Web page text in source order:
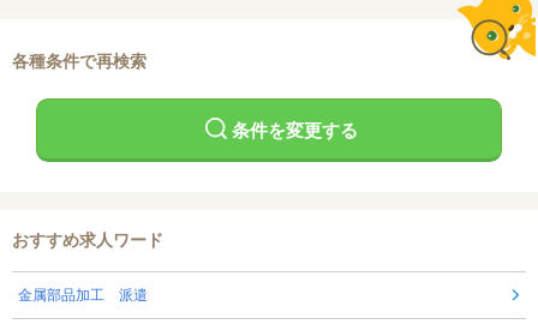
各種条件で再検索
条件を変更する
おすすめ求人ワード
金属部品加工 派遣